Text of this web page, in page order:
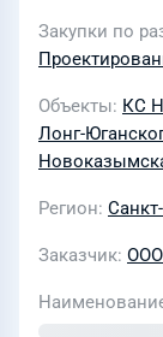
"Газпром
Закупки по
Объекты КС
Лонг-
Регион
Заказчик ООО